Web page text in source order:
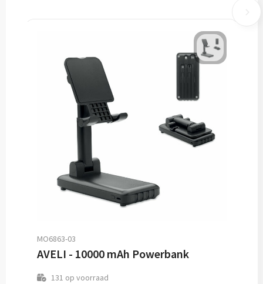
MO6863-03
AVELI - 10000 mAh Powerbank
131 op voorraad